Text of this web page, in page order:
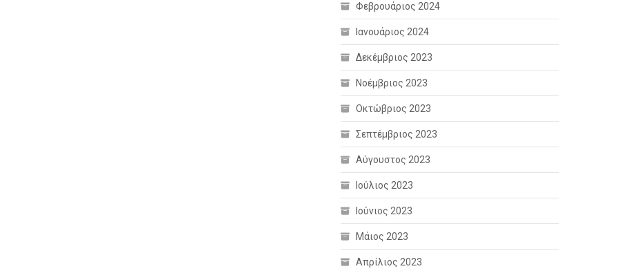
Φεβρουάριος 2024
Ιανουάριος 2024
Δεκέμβριος 2023
Νοέμβριος 2023
Οκτώβριος 2023
Σεπτέμβριος 2023
Αύγουστος 2023
Ιούλιος 2023
Ιούνιος 2023
Μάιος 2023
Απρίλιος 2023